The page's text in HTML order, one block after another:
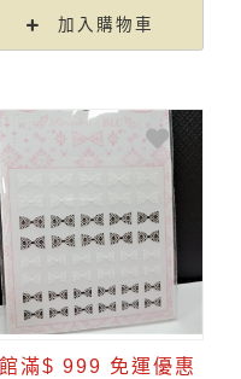
加入購物車
滿$ 999 免運優惠